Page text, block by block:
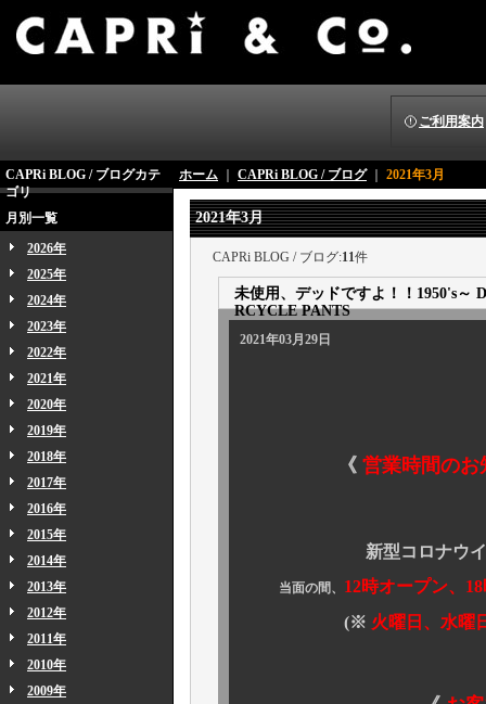
ご利用案内
CAPRi BLOG / ブログカテ
ゴリ
月別一覧
2026年
2025年
2024年
2023年
2022年
2021年
2020年
2019年
2018年
2017年
2016年
2015年
2014年
2013年
2012年
2011年
2010年
2009年
ホーム CAPRi BLOG / ブログ｜ 2021年3月
2021年3月
CAPRi BLOG / ブログ:11件
未使用、デッドですよ！！1950's～
RCYCLE PANTS
2021年03月29日
《 営業時間の
新型コロナウイルス
当面の間、 12時オープン、
(※ 火曜日、水曜